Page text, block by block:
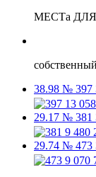
МЕСТа ДЛЯ
38.98 № 397
13
29.17 № 381
9 480
29.74 № 473
9 070